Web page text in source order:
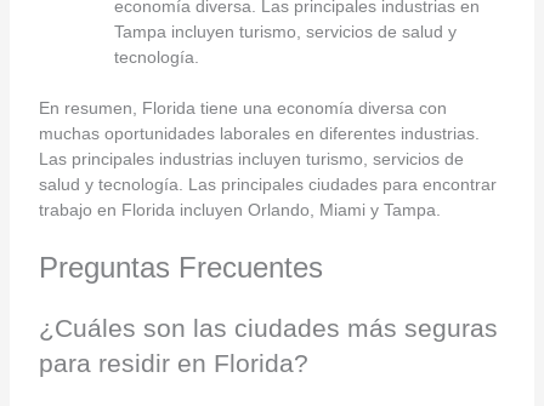
economía diversa. Las principales industrias en
Tampa incluyen turismo, servicios de salud y
tecnología.
En resumen, Florida tiene una economía diversa con
muchas oportunidades laborales en diferentes industrias.
Las principales industrias incluyen turismo, servicios de
salud y tecnología. Las principales ciudades para encontrar
trabajo en Florida incluyen Orlando, Miami y Tampa.
Preguntas Frecuentes
¿Cuáles son las ciudades más seguras
para residir en Florida?